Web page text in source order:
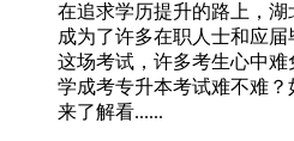
在追求学历提升的路上，
成为了许多在职人士和应
这场考试，许多考生心中
学成考专升本考试难不难
来了解看......